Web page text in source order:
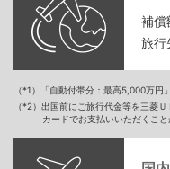
補償
旅行
（*1）「自動付帯分：最高5,000万
（*2）出国前にご旅行代金等を三菱
カードでお支払いいただくこと